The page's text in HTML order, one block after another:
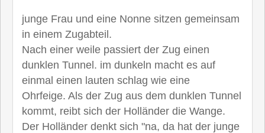
junge Frau und eine Nonne sitzen gemeinsam
in einem Zugabteil.
Nach einer weile passiert der Zug einen
dunklen Tunnel. im dunkeln macht es auf
einmal einen lauten schlag wie eine
Ohrfeige. Als der Zug aus dem dunklen Tunnel
kommt, reibt sich der Holländer die Wange.
Der Holländer denkt sich "na, da hat der junge